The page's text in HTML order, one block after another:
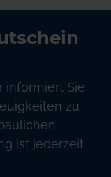
informiert Sie
zu
ist jederzeit